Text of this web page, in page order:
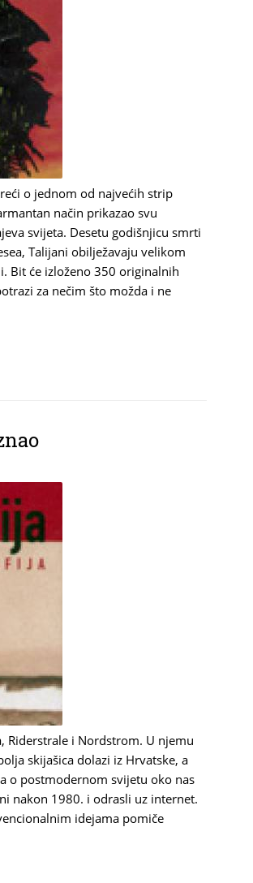
o jednom od najvećih strip
način prikazao svu
svijeta. Desetu godišnjicu smrti
Talijani obilježavaju velikom
Bit će izloženo 350 originalnih
za nečim što možda i ne
Riderstrale i Nordstrom. U njemu
skijašica dolazi iz Hrvatske, a
o postmodernom svijetu oko nas
nakon 1980. i odrasli uz internet.
idejama pomiče